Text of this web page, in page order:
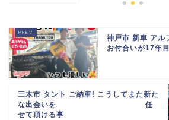
神戸市 新車 アル
お付合いが17年目
三木市 タント ご納車! こうしてまた新た
な出会いを
任
せて頂ける事